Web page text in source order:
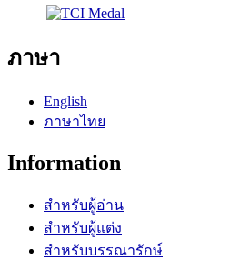
ภาษา
English
ภาษาไทย
Information
สำหรับผู้อ่าน
สำหรับผู้แต่ง
สำหรับบรรณารักษ์